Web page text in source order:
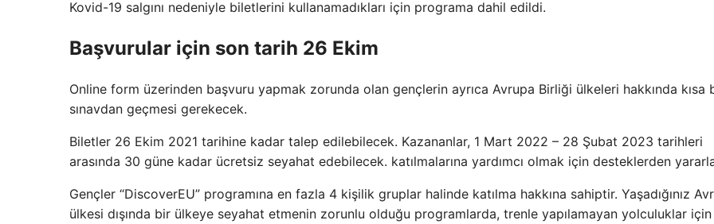
Kovid-19 salgını nedeniyle biletlerini kullanamadıkları için programa dahil edildi.
Başvurular için son tarih 26 Ekim
Online form üzerinden başvuru yapmak zorunda olan gençlerin ayrıca Avrupa Birliği ülkeleri hakkında kısa
sınavdan geçmesi gerekecek.
Biletler 26 Ekim 2021 tarihine kadar talep edilebilecek. Kazananlar, 1 Mart 2022 – 28 Şubat 2023 tarihleri ​​
arasında 30 güne kadar ücretsiz seyahat edebilecek. katılmalarına yardımcı olmak için desteklerden
Gençler “DiscoverEU” programına en fazla 4 kişilik gruplar halinde katılma hakkına sahiptir. Yaşadığınız
ülkesi dışında bir ülkeye seyahat etmenin zorunlu olduğu programlarda, trenle yapılamayan yolculuklar için